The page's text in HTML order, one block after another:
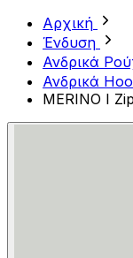
Αρχική
Ένδυση
Ανδρικά
Ανδρικά
MERINO I